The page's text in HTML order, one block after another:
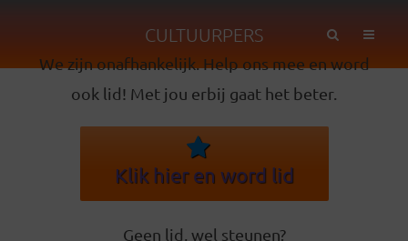
CULTUURPERS
We zijn onafhankelijk. Help ons mee en word
ook lid! Met jou erbij gaat het beter.
Klik hier en word lid
Geen lid, wel steunen?